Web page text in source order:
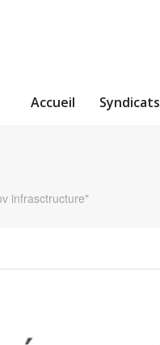
Accueil Syndicats
infrasctructure"